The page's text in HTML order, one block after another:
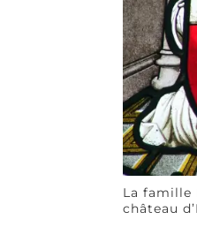
La famille
château